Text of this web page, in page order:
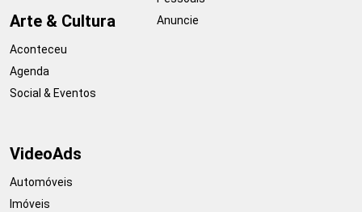
Arte & Cultura
Aconteceu
Agenda
Social & Eventos
Anuncie
VideoAds
Automóveis
Imóveis